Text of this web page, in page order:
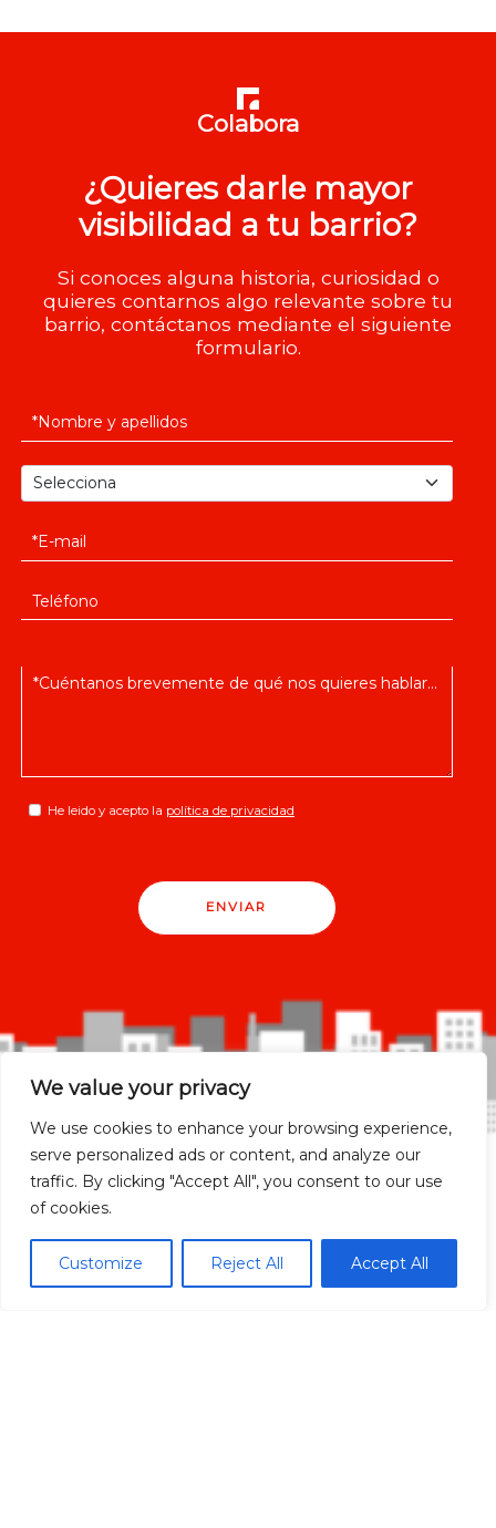
We value your privacy
We use cookies to enhance your browsing experience,
serve personalized ads or content, and analyze our
traffic. By clicking "Accept All", you consent to our use
of cookies.
Customize Reject All Accept All
Colabora
¿Quieres darle mayor
visibilidad a tu barrio?
Si conoces alguna historia, curiosidad o
quieres contarnos algo relevante sobre tu
barrio, contáctanos mediante el siguiente
formulario.
He leido y acepto la política de privacidad
ENVIAR
Madrid localidades